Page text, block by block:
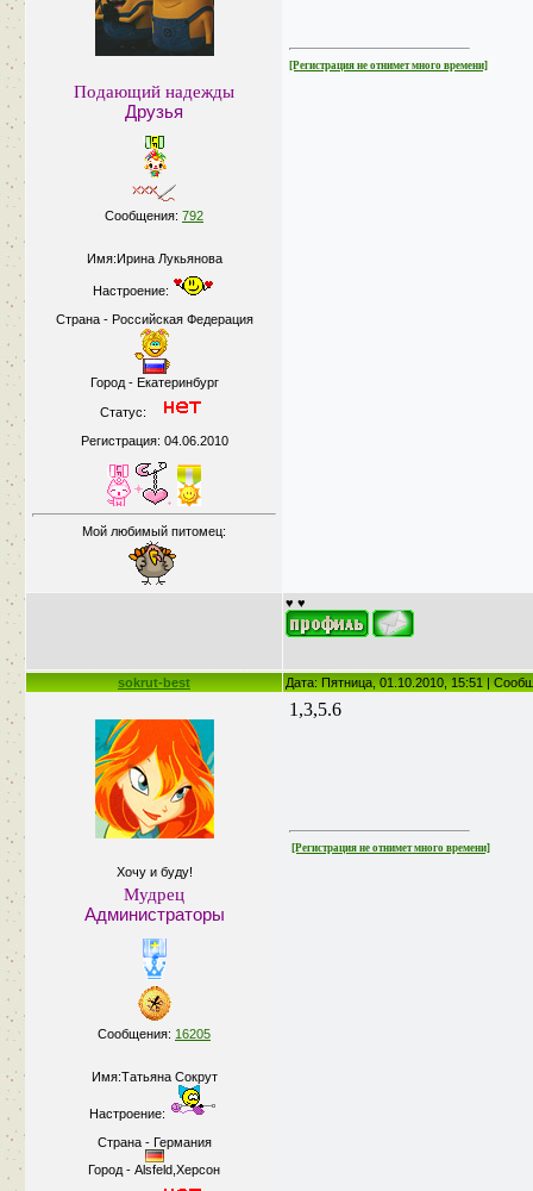
Подающий надежды
Друзья
Сообщения: 792
Имя:Ирина Лукьянова
Настроение:
Страна - Российская Федерация
Город - Екатеринбург
Статус:
Регистрация: 04.06.2010
Мой любимый питомец:
[Регистрация не отнимет много времени]
♥ ♥
sokrut-best Дата: Пятница, 01.10.2010, 15:51 |
Хочу и буду!
Мудрец
Администраторы
Сообщения: 16205
Имя:Татьяна Сокрут
Настроение:
Страна - Германия
Город - Alsfeld,Херсон
1,3,5.6
[Регистрация не отнимет много времени]